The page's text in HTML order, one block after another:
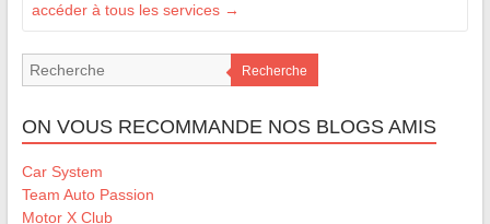
accéder à tous les services →
Recherche
ON VOUS RECOMMANDE NOS BLOGS AMIS
Car System
Team Auto Passion
Motor X Club